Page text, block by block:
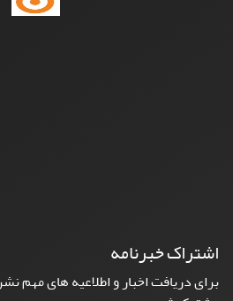
اشتراک خبرنامه
برای دریافت اخبار و اطلاعیه های مهم